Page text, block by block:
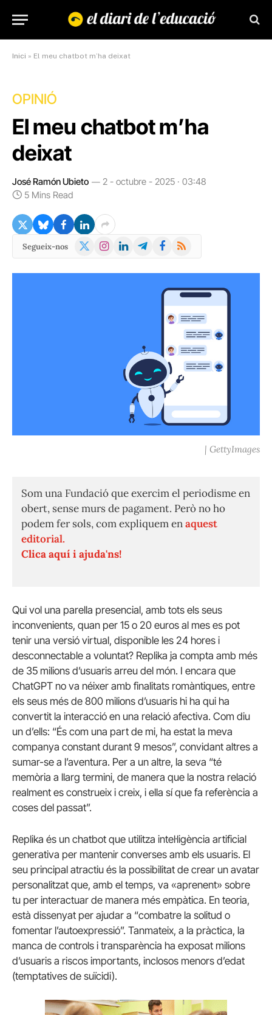
Inici » El meu chatbot m’ha deixat
OPINIÓ
El meu chatbot m’ha
deixat
José Ramón Ubieto
2 - octubre - 2025 · 03:48
5 Mins Read
Segueix-nos
X
Instagram
LinkedInTelegramFacebook
RSS
| GettyImages
Som una Fundació que exercim el periodisme en
obert, sense murs de pagament. Però no ho
podem fer sols, com expliquem enaquest
editorial.
Clica aquí i ajuda'ns!
Qui vol una parella presencial, amb tots els seus
inconvenients, quan per 15 o 20 euros al mes es pot
tenir una versió virtual, disponible les 24 hores i
desconnectable a voluntat? Replika ja compta amb més
de 35 milions d’usuaris arreu del món. I encara que
ChatGPT no va néixer amb finalitats romàntiques, entre
els seus més de 800 milions d’usuaris hi ha qui ha
convertit la interacció en una relació afectiva. Com diu
un d’ells: “És com una part de mi, ha estat la meva
companya constant durant 9 mesos”, convidant altres a
sumar-se a l’aventura. Per a un altre, la seva “té
memòria a llarg termini, de manera que la nostra relació
realment es construeix i creix, i ella sí que fa referència a
coses del passat”.
Replika és un chatbot que utilitza intel·ligència artificial
generativa per mantenir converses amb els usuaris. El
seu principal atractiu és la possibilitat de crear un avatar
personalitzat que, amb el temps, va «aprenent» sobre
tu per interactuar de manera més empàtica. En teoria,
està dissenyat per ajudar a “combatre la solitud o
fomentar l’autoexpressió”. Tanmateix, a la pràctica, la
manca de controls i transparència ha exposat milions
d’usuaris a riscos importants, inclosos menors d’edat
(temptatives de suïcidi).